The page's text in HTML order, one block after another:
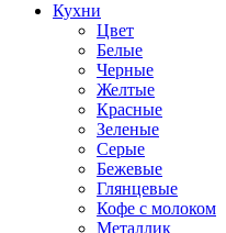
Кухни
Цвет
Белые
Черные
Желтые
Красные
Зеленые
Серые
Бежевые
Глянцевые
Кофе с молоком
Металлик